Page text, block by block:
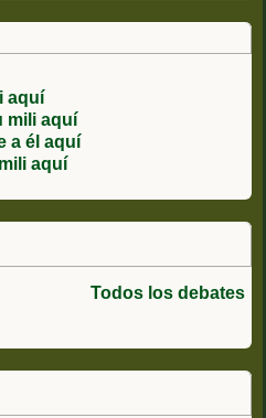
aquí
mili aquí
a él aquí
aquí
Todos los debates